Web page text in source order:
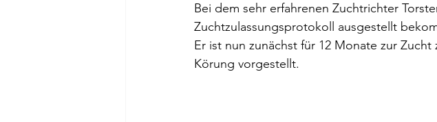
Bei dem sehr erfahrenen Zuchtrichter
Zuchtzulassungsprotokoll ausgestellt
Er ist nun zunächst für 12 Monate zur
Körung vorgestellt.